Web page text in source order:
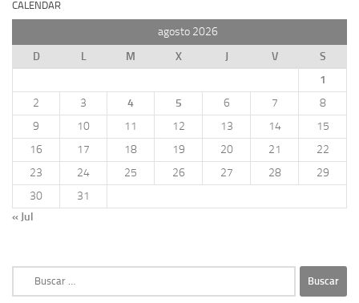
CALENDAR
agosto 2026
D
L M X J V
S
1
2
3 4 5 6 7
8
9
10 11 12 13 14
15
16
17 18 19 20 21
22
23
24 25 26 27 28
29
30
31
« Jul